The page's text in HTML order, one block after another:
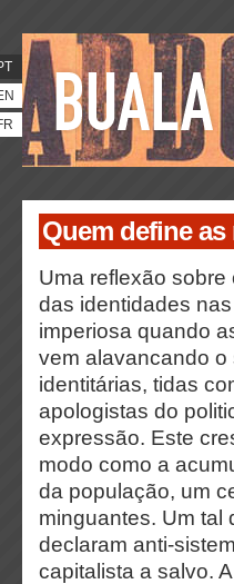
Quem define
Uma reflexão
das identidades
imperiosa quando
vem alavancando
identitárias, tidas
apologistas do
expressão. Este
modo como a
da população, um
minguantes. Um tal
declaram anti-
capitalista a salvo.